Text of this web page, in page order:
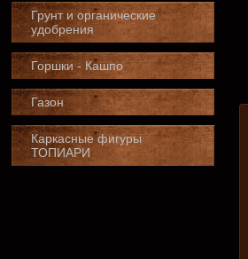
Грунт и органические
удобрения
Горшки - Кашпо
Газон
Каркасные фигуры
ТОПИАРИ